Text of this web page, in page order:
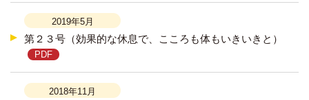
2019年5月
第２３号（効果的な休息で、こころも体もいきいきと）
2018年11月